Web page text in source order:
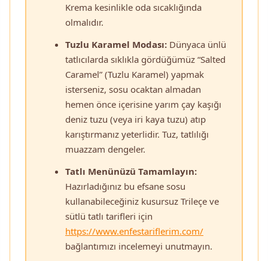
Krema kesinlikle oda sıcaklığında
olmalıdır.
Tuzlu Karamel Modası: Dünyaca ünlü
tatlıcılarda sıklıkla gördüğümüz “Salted
Caramel” (Tuzlu Karamel) yapmak
isterseniz, sosu ocaktan almadan
hemen önce içerisine yarım çay kaşığı
deniz tuzu (veya iri kaya tuzu) atıp
karıştırmanız yeterlidir. Tuz, tatlılığı
muazzam dengeler.
Tatlı Menünüzü Tamamlayın:
Hazırladığınız bu efsane sosu
kullanabileceğiniz kusursuz Trileçe ve
sütlü tatlı tarifleri için
https://www.enfestariflerim.com/
bağlantımızı incelemeyi unutmayın.